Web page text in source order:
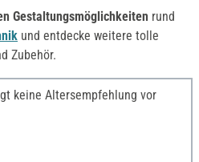
Gestaltungsmöglichkeiten rund
und entdecke weitere tolle
Zubehör.
keine Altersempfehlung vor